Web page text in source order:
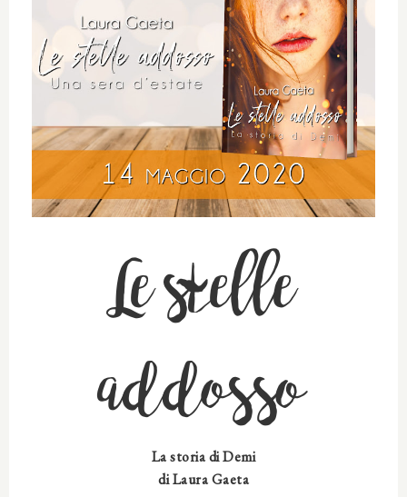
Le stelle
addosso
La storia di Demi
di Laura Gaeta